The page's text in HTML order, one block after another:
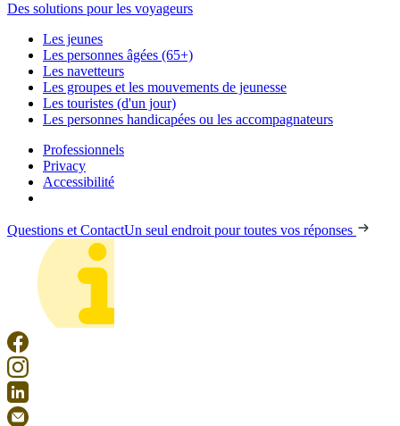
Des solutions pour les voyageurs
Les jeunes
Les personnes âgées (65+)
Les navetteurs
Les groupes et les mouvements de jeunesse
Les touristes (d'un jour)
Les personnes handicapées ou les accompagnateurs
Professionnels
Privacy
Accessibilité
Questions et ContactUn seul endroit pour toutes vos réponses